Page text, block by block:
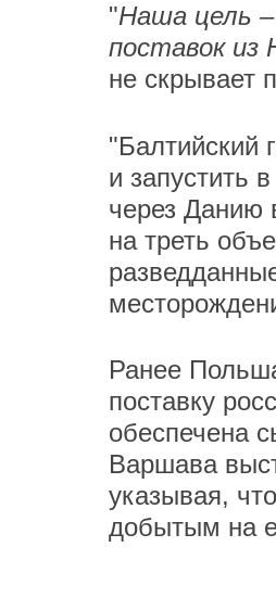
"Наша цель –
поставок из
не скрывает
"Балтийский
и запустить
через Данию
на треть
Ранее
поставку
обеспечена
Варшава
указывая,
добытым на